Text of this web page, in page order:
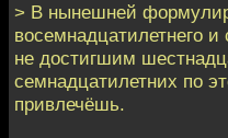
> В нынешней
восемнадцатилетнего
не достигшим
семнадцатилетних по
привлечёшь.